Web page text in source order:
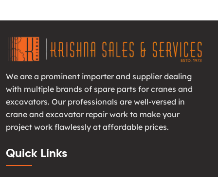
We are a prominent importer and supplier dealing
with multiple brands of spare parts for cranes and
excavators. Our professionals are well-versed in
crane and excavator repair work to make your
project work flawlessly at affordable prices.
Quick Links